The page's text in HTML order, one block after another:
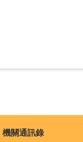
機關通訊錄